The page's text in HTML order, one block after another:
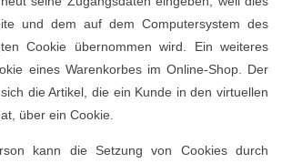
und dem auf dem Computersystem des
Cookie übernommen wird. Ein weiteres
eines Warenkorbes im Online-Shop. Der
die Artikel, die ein Kunde in den virtuellen
über ein Cookie.
kann die Setzung von Cookies durch